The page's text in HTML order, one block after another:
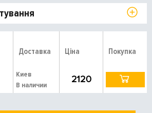
Доставка Ціна Покупка
Киев
В наличии
2120